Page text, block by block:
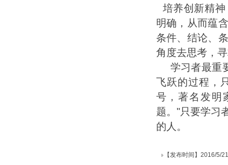
培养创新精神
明确，从而蕴
条件、结论、
角度去思考，
学习者最重
飞跃的过程，
号，著名发明
题。"只要学习
的人。
【发布时间】2016/5/21